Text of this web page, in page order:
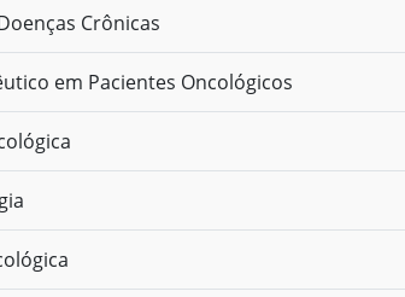
Crônicas
em Pacientes Oncológicos